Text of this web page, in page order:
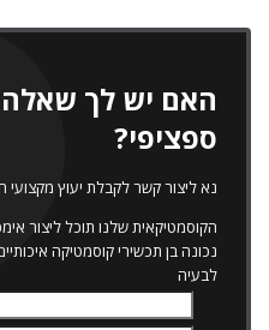
האם יש לך שאלה
ספציפי?
נא ליצור קשר לקבלת יעוץ מקצועי
הקוסמטיקאית שלנו תוכל ליצור
נכונה בן תכשירי קוסמטיקה
לבעיה